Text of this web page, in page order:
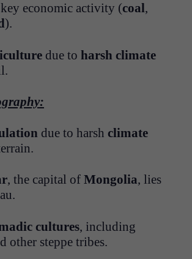
economic activity (coal,
).
due to harsh climate
due to harsh climate
, the capital of Mongolia, lies
cultures, including
other steppe tribes.